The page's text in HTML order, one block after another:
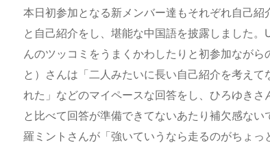
本日初参加となる新メンバー達もそれぞれ自己
と自己紹介をし、堪能な中国語を披露しました
んのツッコミをうまくかわしたりと初参加なが
と）さんは「二人みたいに長い自己紹介を考え
れた」などのマイペースな回答をし、ひろゆき
と比べて回答が準備できてないあたり補欠感な
羅ミントさんが「強いていうなら走るのがちょ